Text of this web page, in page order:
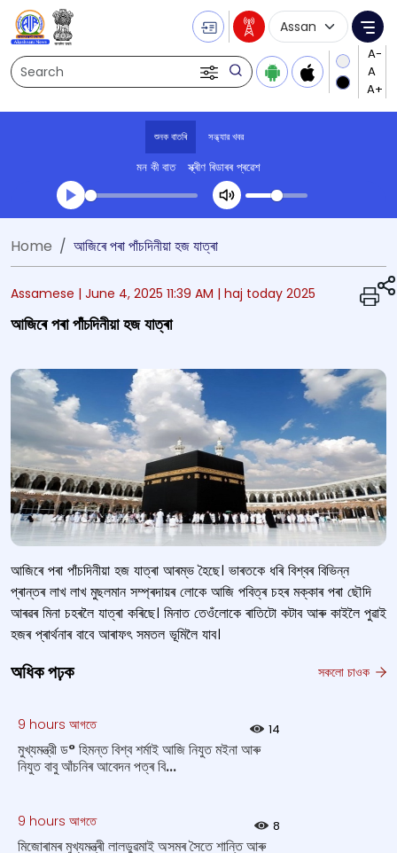
Search
Language
শুনক বাতৰি সন্ধ্যার খবর
মন কী বাত স্ক্ৰীণ ৰিডাৰৰ প্ৰৱেশ
Transcript summary
খেলা অডিঅ' সন্ধ্যার খবর
Home আজিৰে পৰা পাঁচদিনীয়া হজ যাত্ৰা
Assamese | June 4, 2025 11:39 AM | haj today 2025
আজিৰে পৰা পাঁচদিনীয়া হজ যাত্ৰা
আজিৰে পৰা পাঁচদিনীয়া হজ যাত্ৰা আৰম্ভ হৈছে। ভাৰতকে ধৰি বিশ্বৰ বিভিন্ন
প্ৰান্তৰ লাখ লাখ মুছলমান সম্প্ৰদায়ৰ লোকে আজি পবিত্ৰ চহৰ মক্কাৰ পৰা ছৌদি
আৰৱৰ মিনা চহৰলৈ যাত্ৰা কৰিছে। মিনাত তেওঁলোকে ৰাতিটো কটাব আৰু কাইলৈ পুৱাই
হজৰ প্ৰাৰ্থনাৰ বাবে আৰাফৎ সমতল ভূমিলৈ যাব।
অধিক পঢ়ক সকলো চাওক
9 hours আগতে 14
মুখ্যমন্ত্রী ড° হিমন্ত বিশ্ব শর্মাই আজি নিযুত ম‍ইনা আৰু
নিযুত বাবু আঁচনিৰ আবেদন পত্ৰ বি...
9 hours আগতে 8
মিজোৰামৰ মুখ্যমন্ত্ৰী লালডুৱমাই অসমৰ সৈতে শান্তি আৰু